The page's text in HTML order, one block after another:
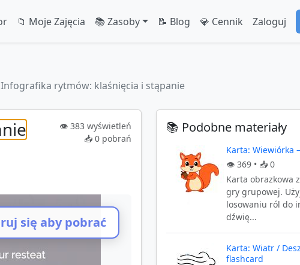
📁 Moje Zajęcia 📚 Zasoby 📝 Blog 💎 Cennik Zaloguj
Infografika rytmów: klaśnięcia i stąpanie
👁️ 383 wyświetleń
📥 0 pobrań
się aby pobrać
📚 Podobne materiały
Karta: Wiewiórka
👁️ 369 • 📥 0
Karta obrazkowa
gry grupowej.
losowaniu ról do
dźwię...
Karta: Wiatr /
flashcard